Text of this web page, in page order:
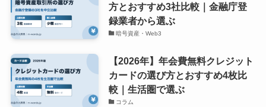
方とおすすめ3社比較｜金融庁登
録業者から選ぶ
暗号資産・Web3
【2026年】年会費無料クレジット
カードの選び方とおすすめ4枚比
較｜生活圏で選ぶ
コラム